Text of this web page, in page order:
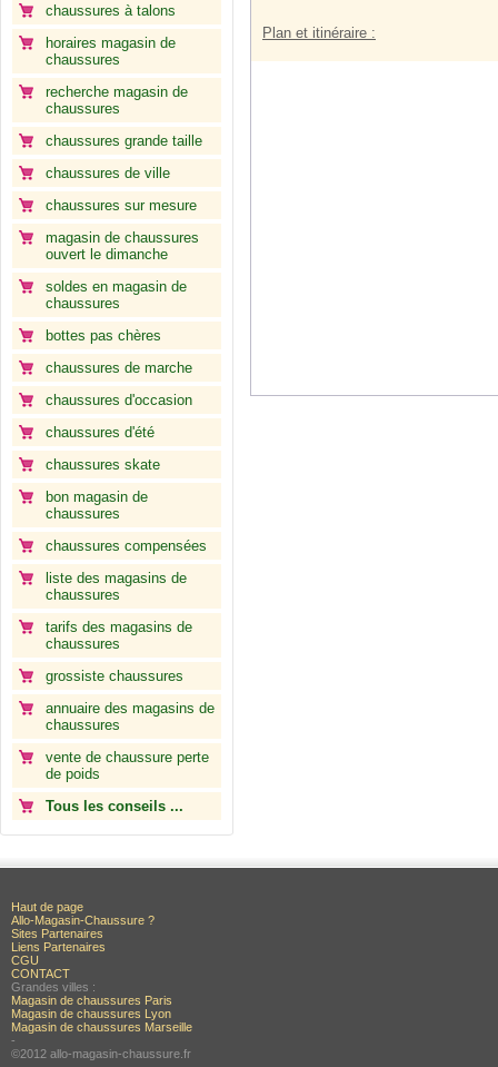
chaussures à talons
horaires magasin de
chaussures
recherche magasin de
chaussures
chaussures grande taille
chaussures de ville
chaussures sur mesure
magasin de chaussures
ouvert le dimanche
soldes en magasin de
chaussures
bottes pas chères
chaussures de marche
chaussures d'occasion
chaussures d'été
chaussures skate
bon magasin de
chaussures
chaussures compensées
liste des magasins de
chaussures
tarifs des magasins de
chaussures
grossiste chaussures
annuaire des magasins de
chaussures
vente de chaussure perte
de poids
Tous les conseils ...
Plan et itinéraire :
Haut de page
Allo-Magasin-Chaussure ?
Sites Partenaires
Liens Partenaires
CGU
CONTACT
Grandes villes :
Magasin de chaussures Paris
Magasin de chaussures Lyon
Magasin de chaussures Marseille
-
©2012 allo-magasin-chaussure.fr